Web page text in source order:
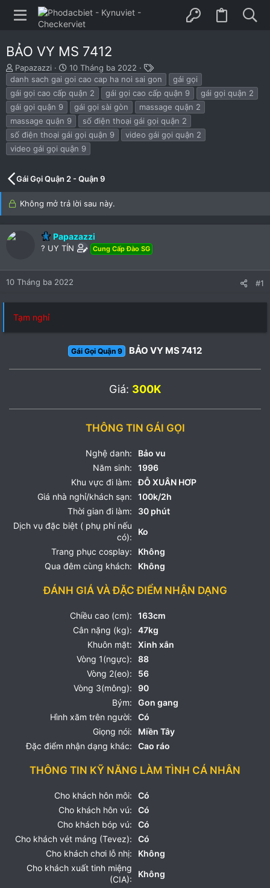
BẢO VY MS 7412
B
ắ
t
đ
ầ
u
Papazazzi
N
g
à
y
ắ
t
đ
ầ
10 Tháng ba 2022
T
h
ẻ
danh sach gai goi cao cap ha noi sai gon
gái gọi
gái gọi cao cấp quận 2
gái gọi cao cấp quận 9
gái gọi quận 2
gái gọi quận 9
gái gọi sài gòn
massage quận 2
massage quận 9
số điện thoại gái gọi quận 2
số điện thoại gái gọi quận 9
video gái gọi quận 2
video gái gọi quận 9
Gái Gọi Quận 2 - Quận 9
Không mở trả lời sau này.
Papazazzi
? UY TÍN Cung Cấp Đào SG
10 Tháng ba 2022 #1
Tạm nghỉ
Gái Gọi Quận 9 BẢO VY MS 7412
Giá: 300K
THÔNG TIN GÁI GỌI
Nghệ danh:
Bảo vu
Năm sinh:
1996
Khu vực đi làm:
ĐỖ XUÂN HƠP
Giá nhà nghỉ/khách sạn:
100k/2h
Thời gian đi làm:
30 phút
Dịch vụ đặc biệt ( phụ phí nếu
có):
Ko
Trang phục cosplay:
Không
Qua đêm cùng khách:
Không
ĐÁNH GIÁ VÀ ĐẶC ĐIỂM NHẬN DẠNG
Chiều cao (cm):
163cm
Cân nặng (kg):
47kg
Khuôn mặt:
Xinh xắn
Vòng 1(ngực):
88
Vòng 2(eo):
56
Vòng 3(mông):
90
Bým:
Gon gang
Hình xăm trên người:
Có
Giọng nói:
Miền Tây
Đặc điểm nhận dạng khác:
Cao ráo
THÔNG TIN KỸ NĂNG LÀM TÌNH CÁ NHÂN
Cho khách hôn môi:
Có
Cho khách hôn vú:
Có
Cho khách bóp vú:
Có
Cho khách vét máng (Tevez):
Có
Cho khách chơi lỗ nhị:
Không
Cho khách xuất tinh miệng
(CIA):
Không